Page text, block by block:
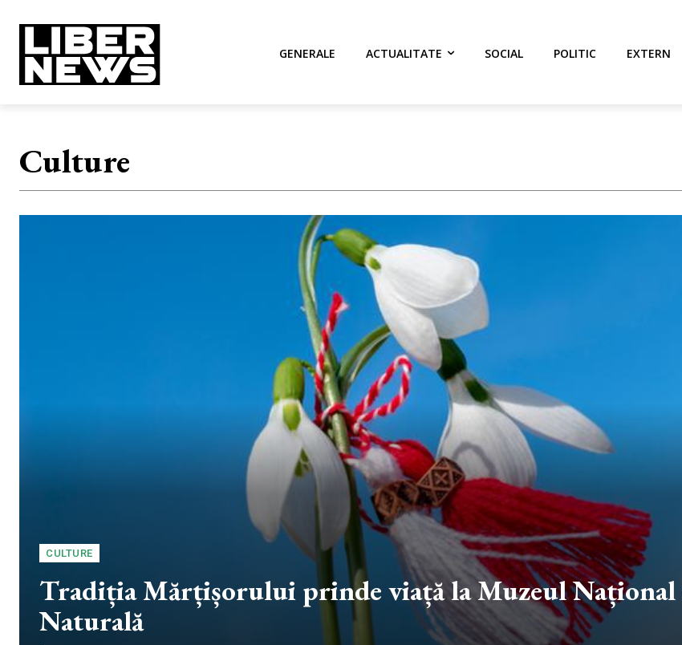
GENERALE ACTUALITATE SOCIAL POLITIC EXTERN
Culture
CULTURE
Tradiția Mărțișorului prinde viață la Muzeul Național
Naturală